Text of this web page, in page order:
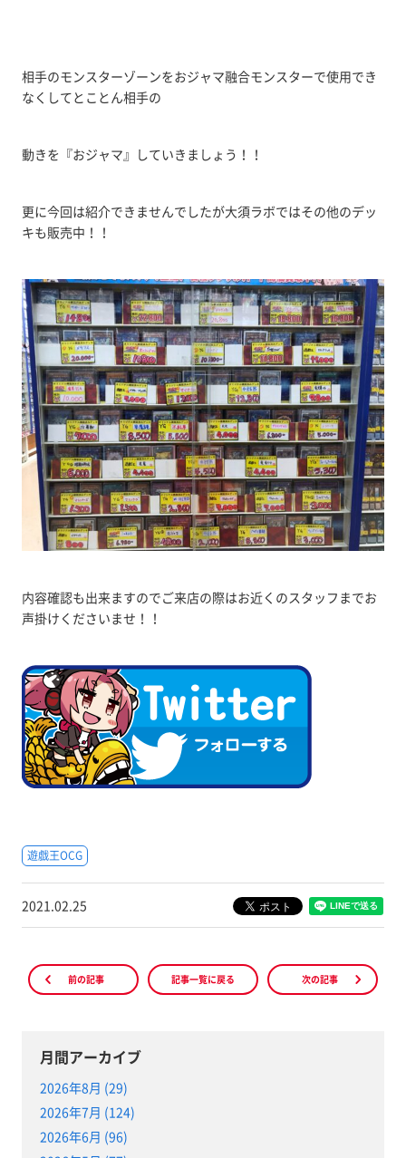
相手のモンスターゾーンをおジャマ融合モンスターで使用でき
なくしてとことん相手の
動きを『おジャマ』していきましょう！！
更に今回は紹介できませんでしたが大須ラボではその他のデッ
キも販売中！！
内容確認も出来ますのでご来店の際はお近くのスタッフまでお
声掛けくださいませ！！
遊戯王OCG
2021.02.25
前の記事 記事一覧に戻る 次の記事
月間アーカイブ
2026年8月 (29)
2026年7月 (124)
2026年6月 (96)